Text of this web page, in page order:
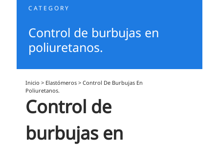
CATEGORY
Control de burbujas en
poliuretanos.
Inicio > Elastómeros >Control De Burbujas En
Poliuretanos.
Control de
burbujas en